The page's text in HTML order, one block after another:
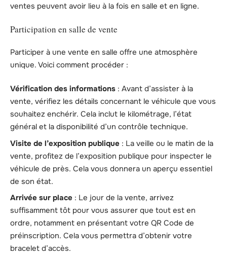
ventes peuvent avoir lieu à la fois en salle et en ligne.
Participation en salle de vente
Participer à une vente en salle offre une atmosphère
unique. Voici comment procéder :
Vérification des informations : Avant d’assister à la
vente, vérifiez les détails concernant le véhicule que vous
souhaitez enchérir. Cela inclut le kilométrage, l’état
général et la disponibilité d’un contrôle technique.
Visite de l’exposition publique : La veille ou le matin de la
vente, profitez de l’exposition publique pour inspecter le
véhicule de près. Cela vous donnera un aperçu essentiel
de son état.
Arrivée sur place : Le jour de la vente, arrivez
suffisamment tôt pour vous assurer que tout est en
ordre, notamment en présentant votre QR Code de
préinscription. Cela vous permettra d’obtenir votre
bracelet d’accès.